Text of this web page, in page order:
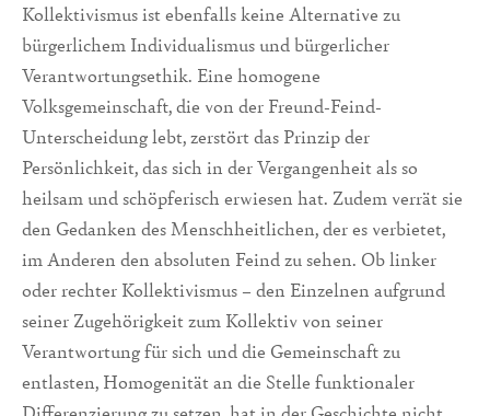
Kollektivismus ist ebenfalls keine Alternative zu
bürgerlichem Individualismus und bürgerlicher
Verantwortungsethik. Eine homogene
Volksgemeinschaft, die von der Freund-Feind-
Unterscheidung lebt, zerstört das Prinzip der
Persönlichkeit, das sich in der Vergangenheit als so
heilsam und schöpferisch erwiesen hat. Zudem verrät sie
den Gedanken des Menschheitlichen, der es verbietet,
im Anderen den absoluten Feind zu sehen. Ob linker
oder rechter Kollektivismus – den Einzelnen aufgrund
seiner Zugehörigkeit zum Kollektiv von seiner
Verantwortung für sich und die Gemeinschaft zu
entlasten, Homogenität an die Stelle funktionaler